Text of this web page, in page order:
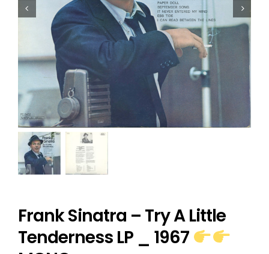
Frank Sinatra – Try A Little
Tenderness LP _ 1967